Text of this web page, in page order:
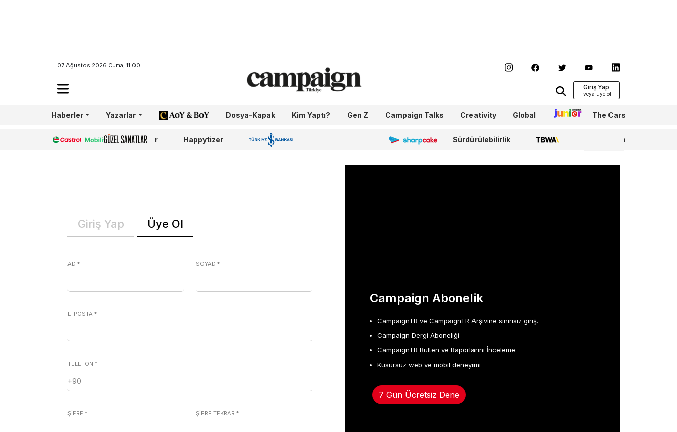
07 Ağustos 2026 Cuma, 11:00
Giriş Yap
Haberler Yazarlar AoY/BoY Dosya-Kapak Kim Yaptı? Gen Z Campaign Talks Creativity Global Junior The Cars
Castrol Güzel Sanatlar Happytizer İş Bankası 100.Yıl Sharpcake Sürdürülebilirlik TBWA WPP Media
Giriş Yap Üye Ol
AD * SOYAD *
E-POSTA *
TELEFON *
ŞİFRE * ŞİFRE TEKRAR *
Campaign Abonelik
CampaignTR ve CampaignTR Arşivine sınırısız giriş.
Campaign Dergi Aboneliği
CampaignTR Bülten ve Raporlarını İnceleme
Kusursuz web ve mobil deneyimi
7 Gün Ücretsiz Dene